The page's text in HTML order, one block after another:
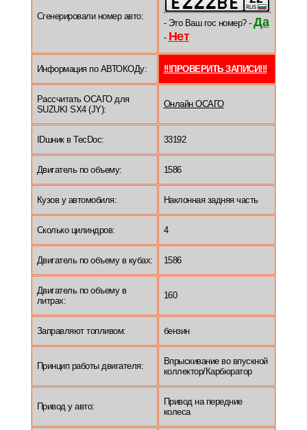
Сгенерировали номер авто:
- Это Ваш гос номер? - Да
- Нет
Информация по АВТОКОДу: !!!ПРОВЕРИТЬ ЗАПИСИ!!!
Рассчитать ОСАГО для
SUZUKI SX4 (JY):
Онлайн ОСАГО
IDшник в TecDoc: 33192
Двигатель по объему: 1586
Кузов у автомобиля: Наклонная задняя часть
Сколько цилиндров: 4
Двигатель по объему в кубах: 1586
Двигатель по объему в
литрах:
160
Заправляют топливом: бензин
Принцип работы двигателя:
Впрыскивание во впускной
коллектор/Карбюратор
Привод у авто:
Привод на передние
колеса